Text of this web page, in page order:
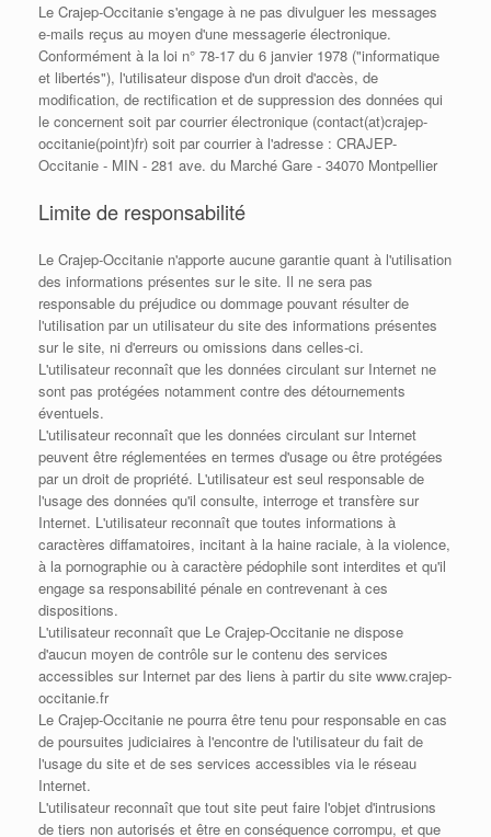
Le Crajep-Occitanie s'engage à ne pas divulguer les messages
e-mails reçus au moyen d'une messagerie électronique.
Conformément à la loi n° 78-17 du 6 janvier 1978 ("informatique
et libertés"), l'utilisateur dispose d'un droit d'accès, de
modification, de rectification et de suppression des données qui
le concernent soit par courrier électronique (contact(at)crajep-
occitanie(point)fr) soit par courrier à l'adresse : CRAJEP-
Occitanie - MIN - 281 ave. du Marché Gare - 34070 Montpellier
Limite de responsabilité
Le Crajep-Occitanie n'apporte aucune garantie quant à l'utilisation
des informations présentes sur le site. Il ne sera pas
responsable du préjudice ou dommage pouvant résulter de
l'utilisation par un utilisateur du site des informations présentes
sur le site, ni d'erreurs ou omissions dans celles-ci.
L'utilisateur reconnaît que les données circulant sur Internet ne
sont pas protégées notamment contre des détournements
éventuels.
L'utilisateur reconnaît que les données circulant sur Internet
peuvent être réglementées en termes d'usage ou être protégées
par un droit de propriété. L'utilisateur est seul responsable de
l'usage des données qu'il consulte, interroge et transfère sur
Internet. L'utilisateur reconnaît que toutes informations à
caractères diffamatoires, incitant à la haine raciale, à la violence,
à la pornographie ou à caractère pédophile sont interdites et qu'il
engage sa responsabilité pénale en contrevenant à ces
dispositions.
L'utilisateur reconnaît que Le Crajep-Occitanie ne dispose
d'aucun moyen de contrôle sur le contenu des services
accessibles sur Internet par des liens à partir du site www.crajep-
occitanie.fr
Le Crajep-Occitanie ne pourra être tenu pour responsable en cas
de poursuites judiciaires à l'encontre de l'utilisateur du fait de
l'usage du site et de ses services accessibles via le réseau
Internet.
L'utilisateur reconnaît que tout site peut faire l'objet d'intrusions
de tiers non autorisés et être en conséquence corrompu, et que